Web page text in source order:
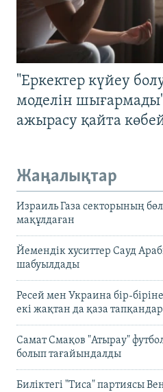
"Еркектер күйеу
моделін
ажырасу қайта
Жаңалықтар
Израиль Газа секторының
мақұлдаған
Йемендік хуситтер Сауд
шабуылдады
Ресей мен Украина бір-
екі жақтан да қаза
Самат Смақов "Атырау"
болып тағайындалды
Биліктегі "Тиса" партиясы